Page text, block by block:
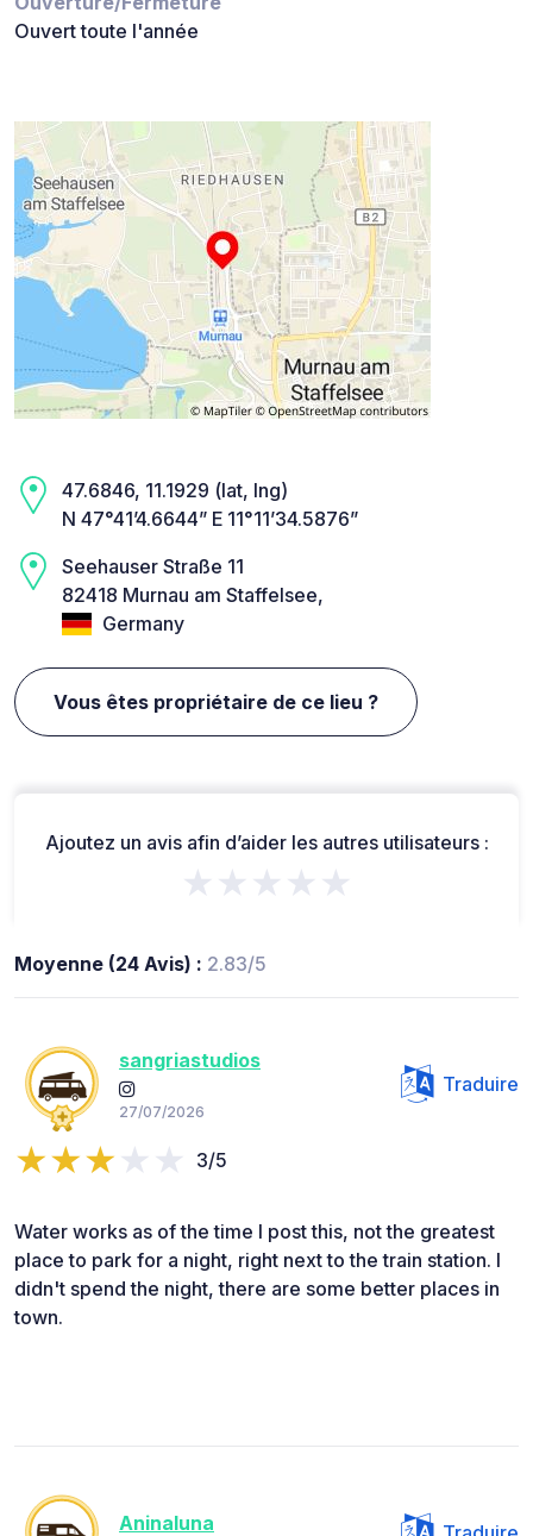
Ouvert toute l'année
47.6846, 11.1929 (lat, lng)
N 47°41’4.6644” E 11°11’34.5876”
Seehauser Straße 11
82418 Murnau am Staffelsee,
Germany
Vous êtes propriétaire de ce lieu ?
Ajoutez un avis afin d’aider les autres utilisateurs :
★★★★★
Moyenne (24 Avis) : 2.83/5
sangriastudios
27/07/2026
Traduire
3/5
Water works as of the time I post this, not the greatest
place to park for a night, right next to the train station. I
didn't spend the night, there are some better places in
town.
Aninaluna